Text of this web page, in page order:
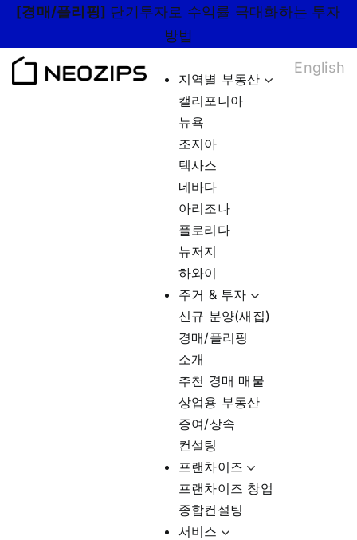
Skip
content
[경매/플리핑] 단기투자로 수익률 극대화하는 투자
방법
지역별 부동산
캘리포니아
뉴욕
조지아
텍사스
네바다
아리조나
플로리다
뉴저지
하와이
주거 & 투자
신규 분양(새집)
경매/플리핑
소개
추천 경매 매물
상업용 부동산
증여/상속
컨설팅
프랜차이즈
프랜차이즈 창업
종합컨설팅
서비스
English